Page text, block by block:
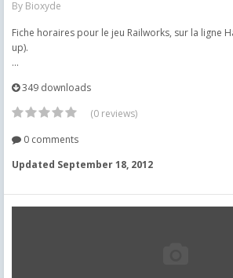
By Bioxyde
Fiche horaires pour le jeu Railworks, sur la ligne
up).
...
349 downloads
(0 reviews)
0 comments
Updated September 18, 2012